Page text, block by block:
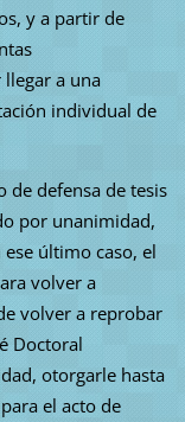
y a partir de
a una
individual de
de defensa de tesis
por unanimidad,
último caso, el
volver a
volver a reprobar
Doctoral
otorgarle hasta
el acto de